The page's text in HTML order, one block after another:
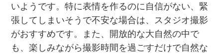
いようです。特に表情を作るのに自信がない、緊
張してしまいそうで不安な場合は、スタジオ撮影
がおすすめです。また、開放的な大自然の中で
も、楽しみながら撮影時間を過ごすだけで自然な